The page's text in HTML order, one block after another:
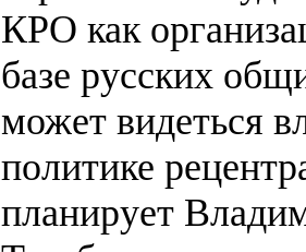
КРО как
базе русских
может видеться
политике
планирует